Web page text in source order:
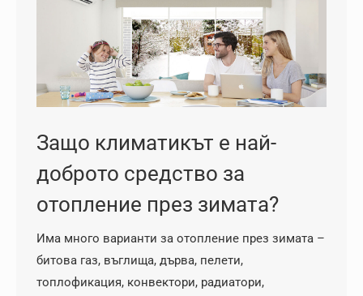
Защо климатикът е най-
доброто средство за
отопление през зимата?
Има много варианти за отопление през зимата –
битова газ, въглища, дърва, пелети,
топлофикация, конвектори, радиатори,